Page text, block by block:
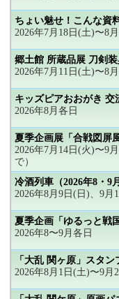
ちょい魅せ！こんな資
2026年7月18日(土)〜8
郷土館 所蔵品展 刀剣
2026年7月11日(土)〜8
キッズピアおおがき 交
2026年8月各日
夏季企画展「合戦図屏
2026年7月14日(火)〜9
で）
冷酒列車（2026年8・9
2026年8月9日(日)、9月
夏季企画「ゆるっと戦
2026年8〜9月各日
「大乱 関ヶ原」スタン
2026年8月1日(土)〜9月